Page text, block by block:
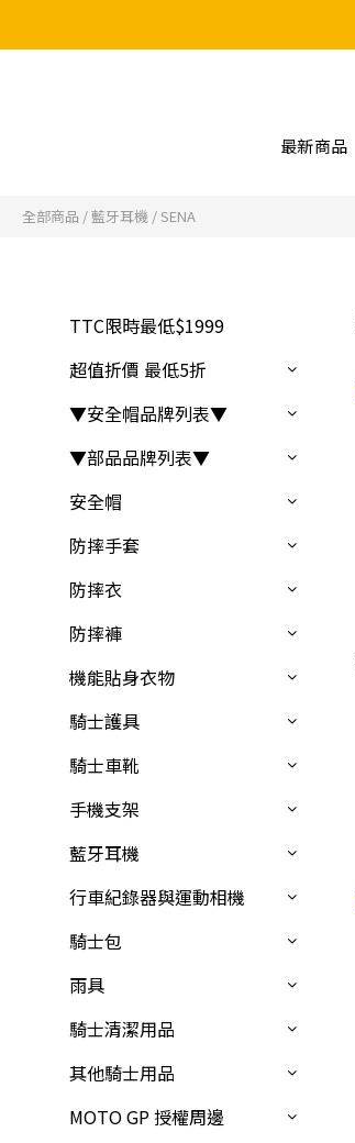
最新商品
全部商品 /藍牙耳機 /SENA
TTC限時最低$1999
超值折價 最低5折
▼安全帽品牌列表▼
▼部品品牌列表▼
安全帽
防摔手套
防摔衣
防摔褲
機能貼身衣物
騎士護具
騎士車靴
手機支架
藍牙耳機
行車紀錄器與運動相機
騎士包
雨具
騎士清潔用品
其他騎士用品
MOTO GP 授權周邊